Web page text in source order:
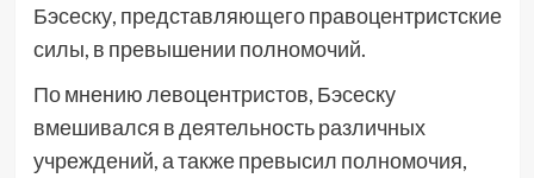
Бэсеску, представляющего правоцентристские
силы, в превышении полномочий.
По мнению левоцентристов, Бэсеску
вмешивался в деятельность различных
учреждений, а также превысил полномочия,